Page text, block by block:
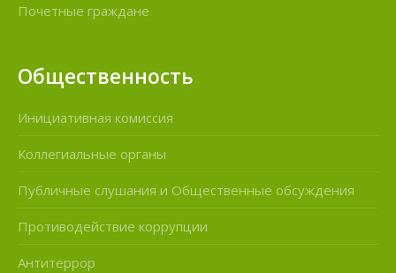
Почетные граждане
Общественность
Инициативная комиссия
Коллегиальные органы
Публичные слушания и Общественные обсуждения
Противодействие коррупции
Антитеррор